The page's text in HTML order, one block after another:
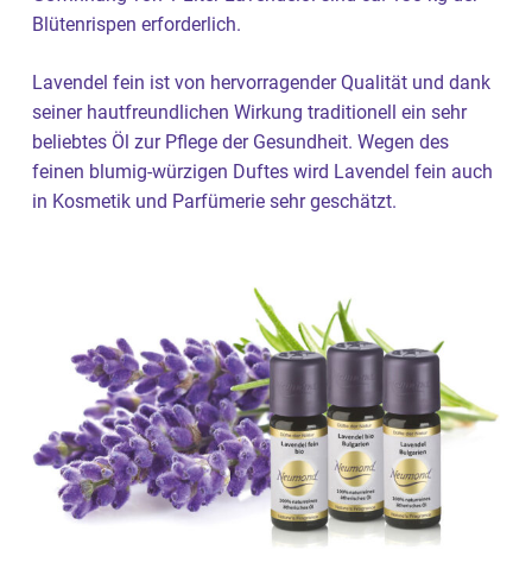
Blütenrispen erforderlich.
Lavendel fein ist von hervorragender Qualität und dank
seiner hautfreundlichen Wirkung traditionell ein sehr
beliebtes Öl zur Pflege der Gesundheit. Wegen des
feinen blumig-würzigen Duftes wird Lavendel fein auch
in Kosmetik und Parfümerie sehr geschätzt.